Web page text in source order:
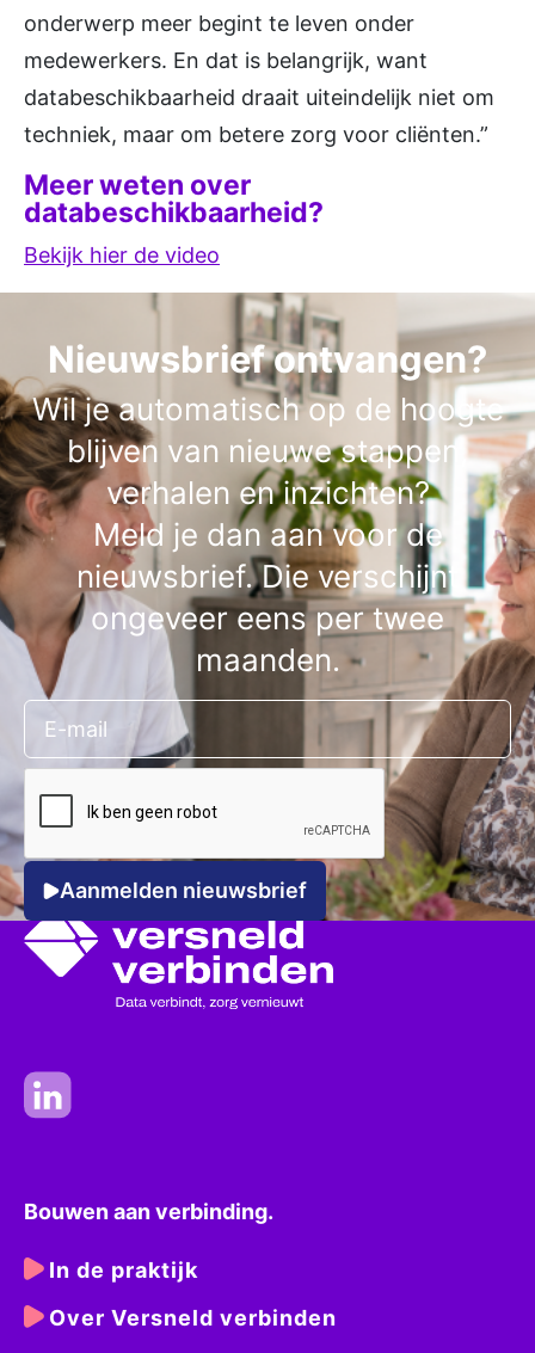
onderwerp meer begint te leven onder
medewerkers. En dat is belangrijk, want
databeschikbaarheid draait uiteindelijk niet om
techniek, maar om betere zorg voor cliënten.”
Meer weten over
databeschikbaarheid?
Bekijk hier de video
Nieuwsbrief ontvangen?
Wil je automatisch op de hoogte
blijven van nieuwe stappen,
verhalen en inzichten?
Meld je dan aan voor de
nieuwsbrief. Die verschijnt
ongeveer eens per twee
maanden.
Aanmelden nieuwsbrief
Bouwen aan verbinding.
In de praktijk
Over Versneld verbinden